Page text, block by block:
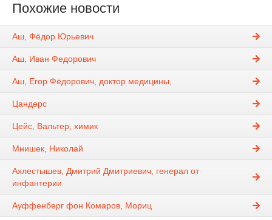
Похожие новости
Аш, Фёдор Юрьевич
Аш, Иван Федорович
Аш, Егор Фёдорович, доктор медицины,
Цандерс
Цейс, Вальтер, химик
Мнишек, Николай
Ахлестышев, Дмитрий Дмитриевич, генерал от
инфантерии
Ауффенберг фон Комаров, Мориц